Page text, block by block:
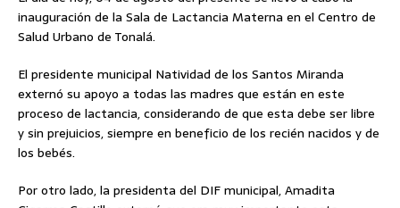
inauguración de la Sala de Lactancia Materna en el Centro de
Salud Urbano de Tonalá.
El presidente municipal Natividad de los Santos Miranda
externó su apoyo a todas las madres que están en este
proceso de lactancia, considerando de que esta debe ser libre
y sin prejuicios, siempre en beneficio de los recién nacidos y de
los bebés.
Por otro lado, la presidenta del DIF municipal, Amadita